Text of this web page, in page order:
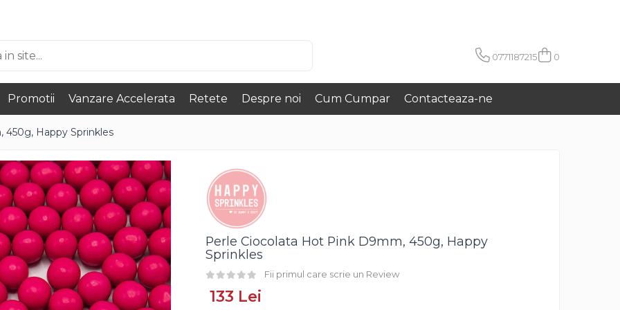
0771187215 0
Promotii Vanzare Accelerata Retete Despre noi Cum Cumpar Contacteaza-ne
450g, Happy Sprinkles
Perle Ciocolata Hot Pink D9mm, 450g, Happy
Sprinkles
Fii primul care scrie un Review
133 Lei